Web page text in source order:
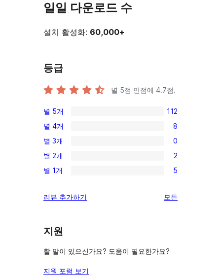
일일 다운로드 수
설치 활성화: 60,000+
등급
별 5점 만점에 4.7점.
112/5-
별
점
후
기
별 5개 112
8/4-
별
점
후
별 4개 8
0/3-
별
점
기
별 3개 0
2/2-
별
후
별 2개 2
5/1-
점
기
별 1개 5
리뷰 추가하기 모든
지원
할 말이 있으신가요? 도움이 필요한가요?
지원 포럼 보기